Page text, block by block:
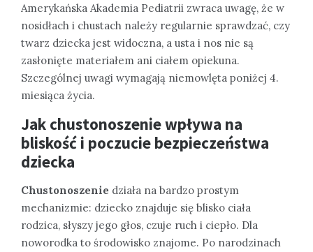
Amerykańska Akademia Pediatrii zwraca uwagę, że w
nosidłach i chustach należy regularnie sprawdzać, czy
twarz dziecka jest widoczna, a usta i nos nie są
zasłonięte materiałem ani ciałem opiekuna.
Szczególnej uwagi wymagają niemowlęta poniżej 4.
miesiąca życia.
Jak chustonoszenie wpływa na
bliskość i poczucie bezpieczeństwa
dziecka
Chustonoszenie działa na bardzo prostym
mechanizmie: dziecko znajduje się blisko ciała
rodzica, słyszy jego głos, czuje ruch i ciepło. Dla
noworodka to środowisko znajome. Po narodzinach